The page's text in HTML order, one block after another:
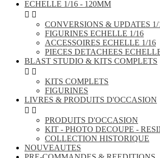
ECHELLE 1/16 - 120MM
 
CONVERSIONS & UPDATES 1/
FIGURINES ECHELLE 1/16
ACCESSOIRES ECHELLE 1/16
PIECES DETACHEES
BLAST STUDIO & KITS COMPLETS
 
KITS COMPLETS
FIGURINES
LIVRES & PRODUITS D'OCCASION
 
PRODUITS D'OCCASION
KIT - PHOTO DECOUPE -
COLLECTION HISTORIQUE
NOUVEAUTES